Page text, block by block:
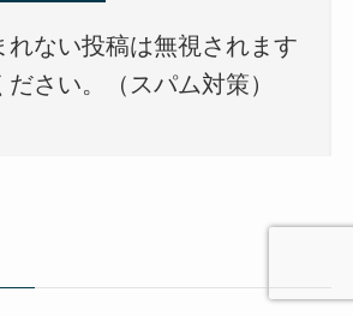
れない投稿は無視されます
さい。（スパム対策）